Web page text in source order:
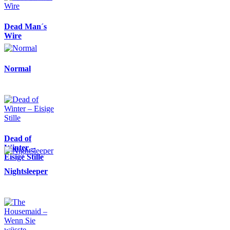
Dead Man´s
Wire
Normal
Dead of
Winter –
Eisige Stille
Nightsleeper